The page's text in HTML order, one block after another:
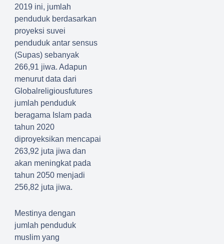
2019 ini, jumlah
penduduk berdasarkan
proyeksi suvei
penduduk antar sensus
(Supas) sebanyak
266,91 jiwa. Adapun
menurut data dari
Globalreligiousfutures
jumlah penduduk
beragama Islam pada
tahun 2020
diproyeksikan mencapai
263,92 juta jiwa dan
akan meningkat pada
tahun 2050 menjadi
256,82 juta jiwa.
Mestinya dengan
jumlah penduduk
muslim yang